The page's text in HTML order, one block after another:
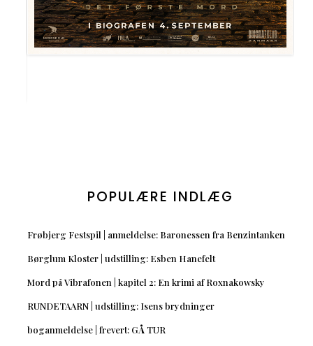
POPULÆRE INDLÆG
Frøbjerg Festspil | anmeldelse: Baronessen fra Benzintanken
Børglum Kloster | udstilling: Esben Hanefelt
Mord på Vibrafonen | kapitel 2: En krimi af Roxnakowsky
RUNDETAARN | udstilling: Isens brydninger
boganmeldelse | frevert: GÅ TUR